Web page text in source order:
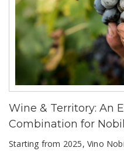
Wine & Territory: An
Combination for
Starting from 2025, Vino